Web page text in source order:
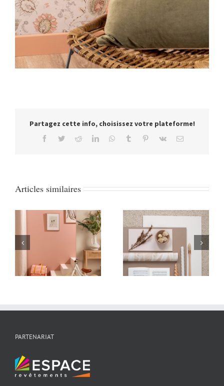
Partagez cette info, choisissez votre plateforme!
FacebookTwitterRedditLinkedInWhatsApp
TumblrPinterestVk Email
Articles similaires
Inspiration déco :
Bianca
Inspiration :
Notting Hall
PARTENARIAT